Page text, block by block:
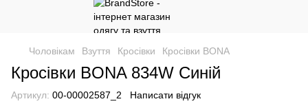
Чоловікам Взуття Кросівки Кросівки BONA
Кросівки BONA 834W Синій
Артикул: 00-00002587_2 Написати відгук